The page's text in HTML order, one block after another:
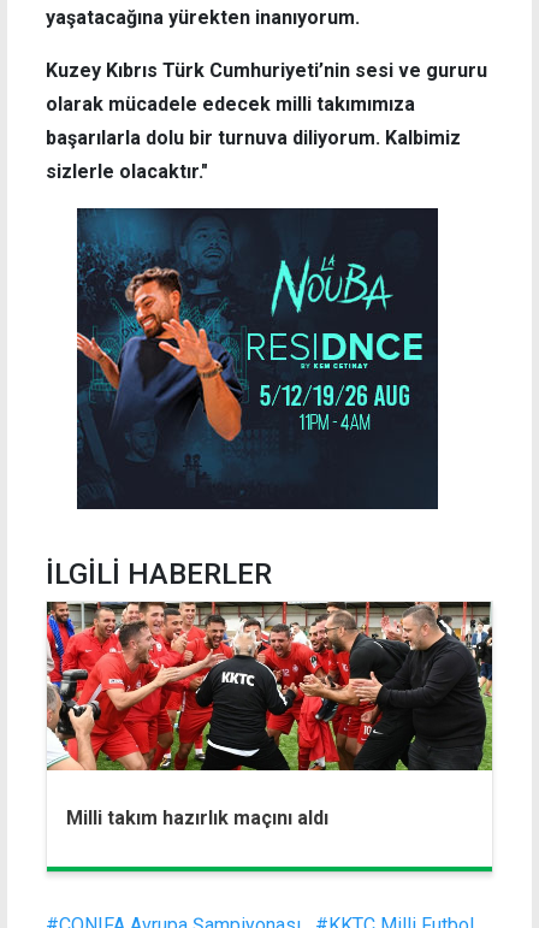
yaşatacağına yürekten inanıyorum.
Kuzey Kıbrıs Türk Cumhuriyeti’nin sesi ve gururu
olarak mücadele edecek milli takımımıza
başarılarla dolu bir turnuva diliyorum. Kalbimiz
sizlerle olacaktır."
İLGİLİ HABERLER
Milli takım hazırlık maçını aldı